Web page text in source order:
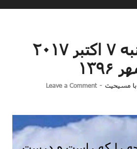
آیه قوت شنبه ۷ اکتبر ۲۰۱۷
مسیحیت -
Leave a Comment